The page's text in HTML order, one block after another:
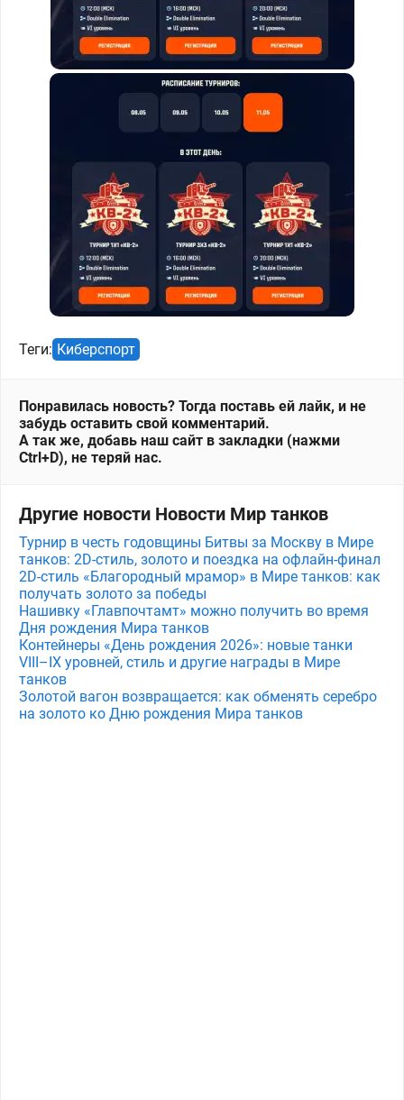
Теги: Киберспорт
Понравилась новость? Тогда поставь ей лайк, и не
забудь оставить свой комментарий.
А так же, добавь наш сайт в закладки (нажми
Ctrl+D), не теряй нас.
Другие новости Новости Мир танков
Турнир в честь годовщины Битвы за Москву в Мире
танков: 2D-стиль, золото и поездка на офлайн-финал
2D-стиль «Благородный мрамор» в Мире танков: как
получать золото за победы
Нашивку «Главпочтамт» можно получить во время
Дня рождения Мира танков
Контейнеры «День рождения 2026»: новые танки
VIII–IX уровней, стиль и другие награды в Мире
танков
Золотой вагон возвращается: как обменять серебро
на золото ко Дню рождения Мира танков